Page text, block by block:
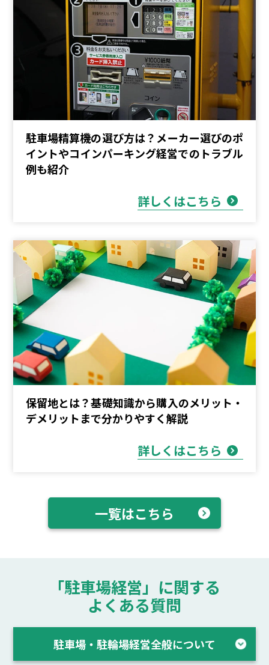
駐車場精算機の選び方は？メーカー選びのポ
イントやコインパーキング経営でのトラブル
例も紹介
詳しくはこちら
保留地とは？基礎知識から購入のメリット・
デメリットまで分かりやすく解説
詳しくはこちら
一覧はこちら
「駐車場経営」に関する
よくある質問
駐車場・駐輪場経営全般について